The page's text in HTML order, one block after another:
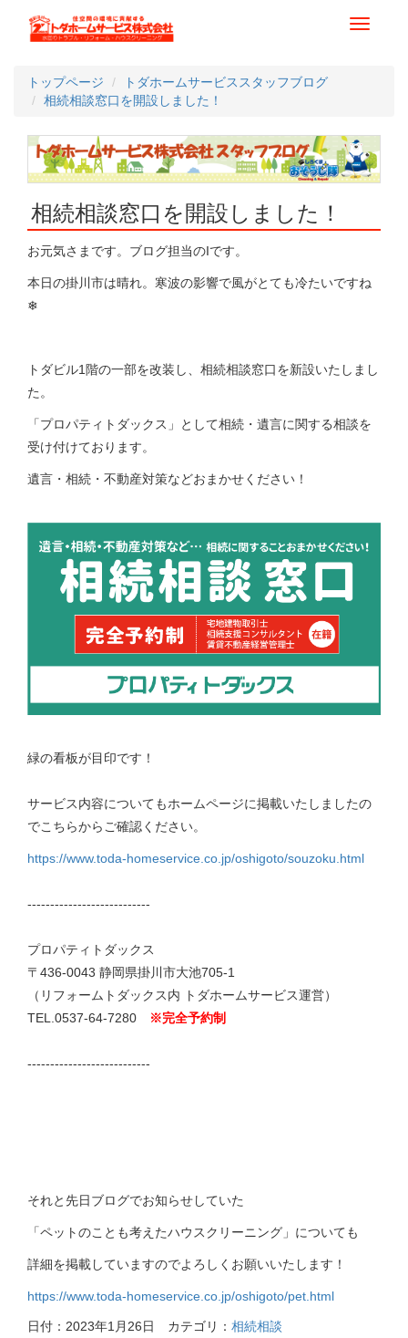
Toggle
トップページ
トダホームサービススタッフブログ
相続相談窓口を開設しました！
相続相談窓口を開設しました！
お元気さまです。ブログ担当のIです。
本日の掛川市は晴れ。寒波の影響で風がとても冷たいですね
❄
トダビル1階の一部を改装し、相続相談窓口を新設いたしまし
た。
「プロパティトダックス」として相続・遺言に関する相談を
受け付けております。
遺言・相続・不動産対策などおまかせください！
緑の看板が目印です！
サービス内容についてもホームページに掲載いたしましたの
でこちらからご確認ください。
https://www.toda-homeservice.co.jp/oshigoto/souzoku.html
---------------------------
プロパティトダックス
〒436-0043 静岡県掛川市大池705-1
（リフォームトダックス内 トダホームサービス運営）
TEL.0537-64-7280
※完全予約制
---------------------------
それと先日ブログでお知らせしていた
「ペットのことも考えたハウスクリーニング」についても
詳細を掲載していますのでよろしくお願いいたします！
https://www.toda-homeservice.co.jp/oshigoto/pet.html
日付：2023年1月26日 カテゴリ： 相続相談